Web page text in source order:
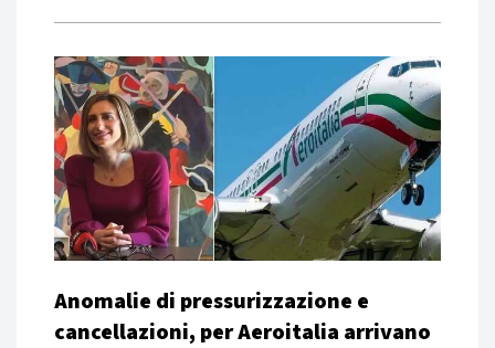
Anomalie di pressurizzazione e
cancellazioni, per Aeroitalia arrivano